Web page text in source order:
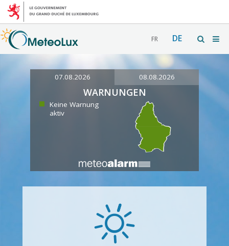
FR DE
07.08.2026 08.08.2026
WARNUNGEN
Keine Warnung
aktiv